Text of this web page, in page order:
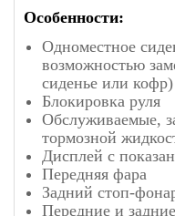
Особенности:
Одноместное
возможностью
сиденье или кофр)
Блокировка руля
Обслуживаемые,
тормозной
Дисплей с
Передняя фара
Задний стоп-
Передние и